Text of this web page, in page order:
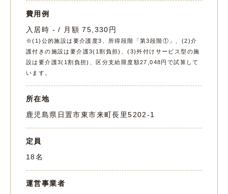
費用例
入居時 - / 月額 75,330円
※(1)公的施設は要介護度3、所得段階「第3段階①」、(2)介
護付きの施設は要介護3(1割負担)、(3)外付けサービス型の施
設は要介護3(1割負担)、区分支給限度額27,048円で試算して
います。
所在地
鹿児島県日置市東市来町長里5202-1
定員
18名
運営事業者